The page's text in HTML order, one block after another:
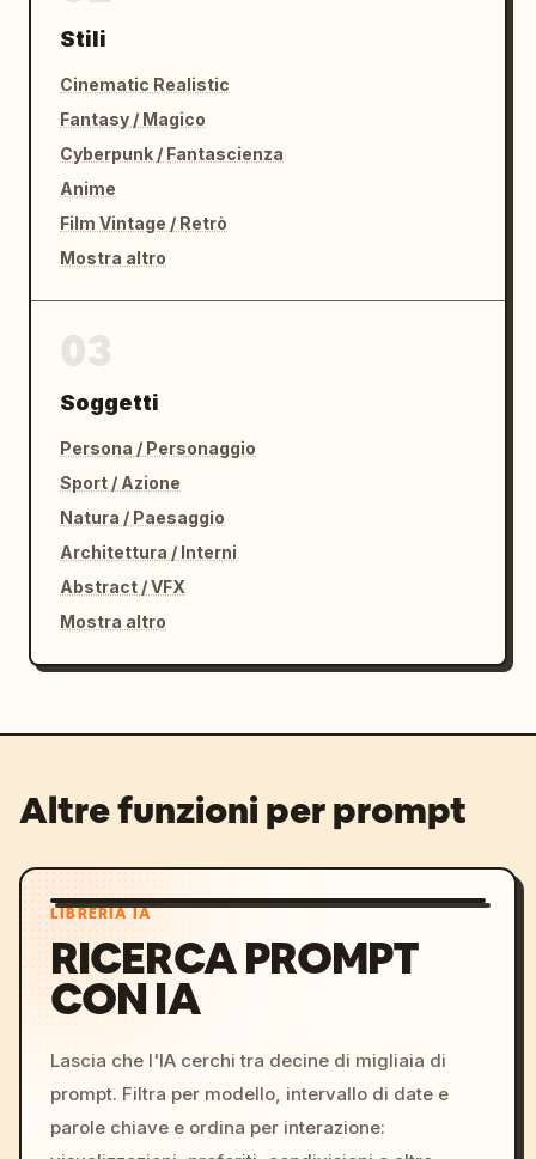
Stili
Cinematic Realistic
Fantasy / Magico
Cyberpunk / Fantascienza
Anime
Film Vintage / Retrò
Mostra altro
Soggetti
Persona / Personaggio
Sport / Azione
Natura / Paesaggio
Architettura / Interni
Abstract / VFX
Mostra altro
Altre funzioni per prompt
LIBRERIA IA
RICERCA PROMPT
CON IA
Lascia che l'IA cerchi tra decine di migliaia di
prompt. Filtra per modello, intervallo di date e
parole chiave e ordina per interazione: